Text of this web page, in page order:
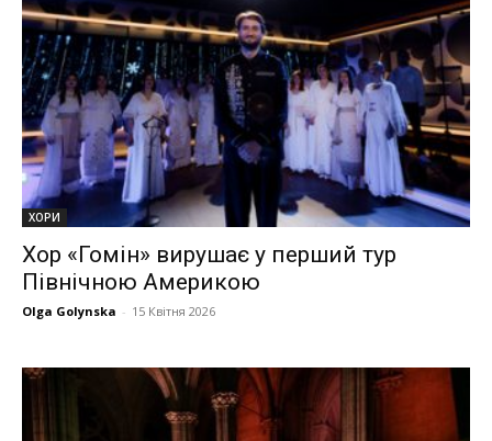
ХОРИ
Хор «Гомін» вирушає у перший тур
Північною Америкою
Olga Golynska - 15 Квітня 2026